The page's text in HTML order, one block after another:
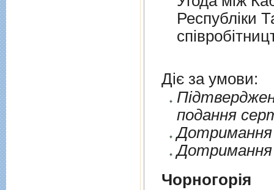
Республiки
Діє за умови:
подання
Дотримання
Дотримання
Чорногорія